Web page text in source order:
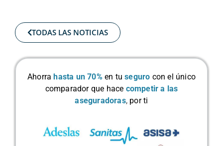
TODAS LAS NOTICIAS
Ahorra hasta un 70% en tuseguro con el único
comparador que hace competir a las
aseguradoras, por ti